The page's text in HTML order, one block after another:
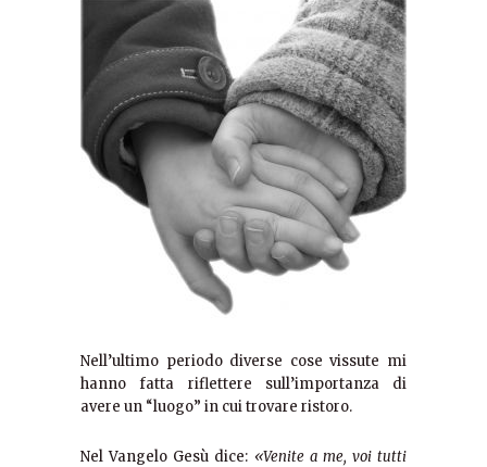
Nell’ultimo periodo diverse cose vissute mi
hanno fatta riflettere sull’importanza di
avere un “luogo” in cui trovare ristoro.
Nel Vangelo Gesù dice: «Venite a me, voi tutti